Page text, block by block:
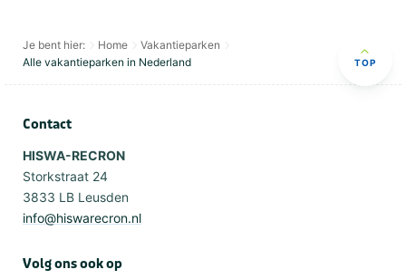
Je bent hier: Home
Vakantieparken
Alle vakantieparken in Nederland
TOP
Contact
HISWA-RECRON
Storkstraat 24
3833 LB Leusden
info@hiswarecron.nl
Volg ons ook op